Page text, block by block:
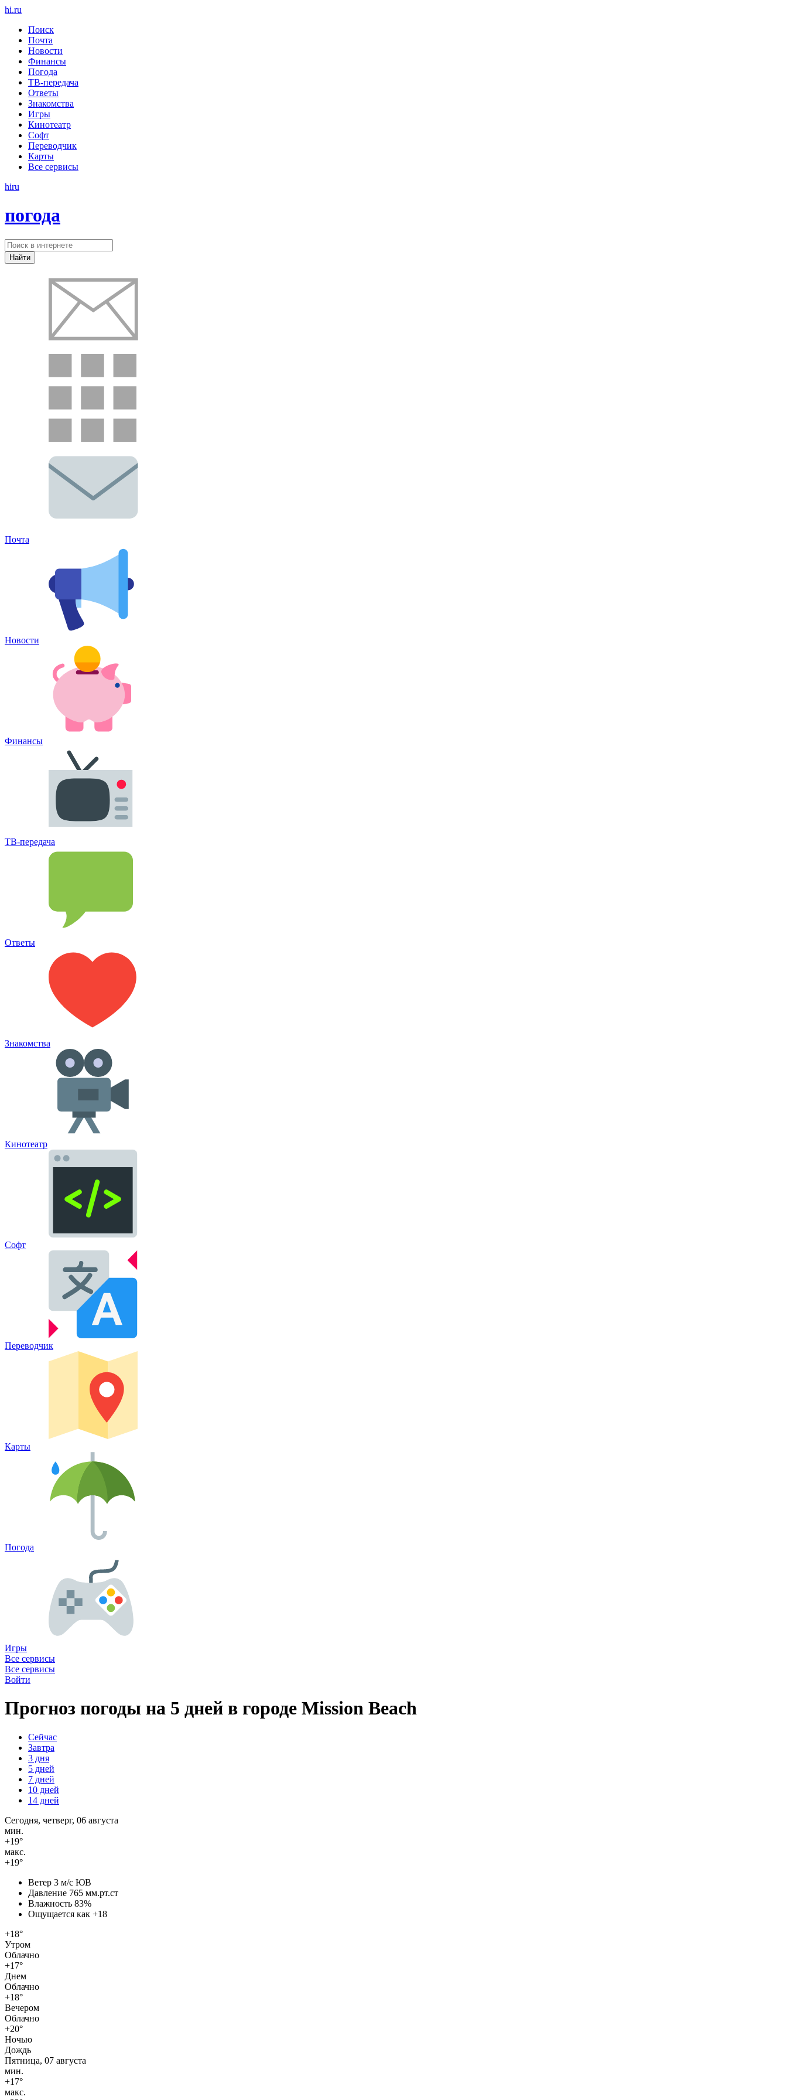
hi.ru
Поиск
Почта
Новости
Финансы
Погода
ТВ-передача
Ответы
Знакомства
Игры
Кинотеатр
Софт
Переводчик
Карты
Все сервисы
hiru
погода
Найти
Почта
Новости
Финансы
ТВ-передача
Ответы
Знакомства
Кинотеатр
Софт
Переводчик
Карты
Погода
Игры
Все сервисы
Все сервисы
Войти
Прогноз погоды на 5 дней в городе Mission Beach
Сейчас
Завтра
3 дня
5 дней
7 дней
10 дней
14 дней
Сегодня, четверг, 06 августа
мин.
+19°
макс.
+19°
Ветер 3 м/с ЮВ
Давление 765 мм.рт.ст
Влажность 83%
Ощущается как +18
+18°
Утром
Облачно
+17°
Днем
Облачно
+18°
Вечером
Облачно
+20°
Ночью
Дождь
Пятница, 07 августа
мин.
+17°
макс.